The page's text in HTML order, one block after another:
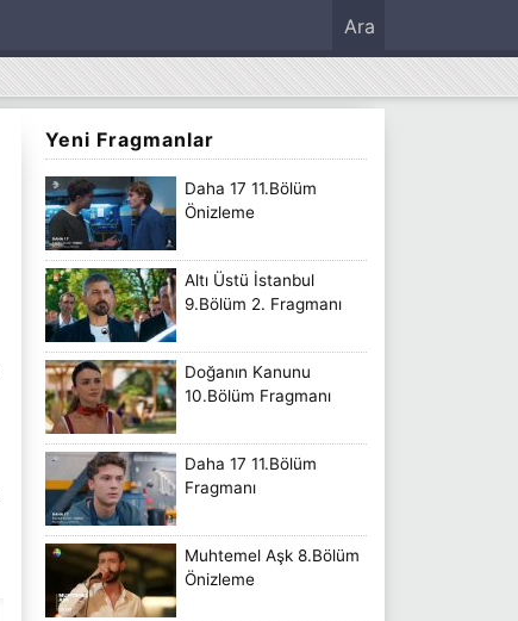
Ara
Yeni Fragmanlar
Daha 17 11.Bölüm
Önizleme
Altı Üstü İstanbul
9.Bölüm 2. Fragmanı
Doğanın Kanunu
10.Bölüm Fragmanı
Daha 17 11.Bölüm
Fragmanı
Muhtemel Aşk 8.Bölüm
Önizleme